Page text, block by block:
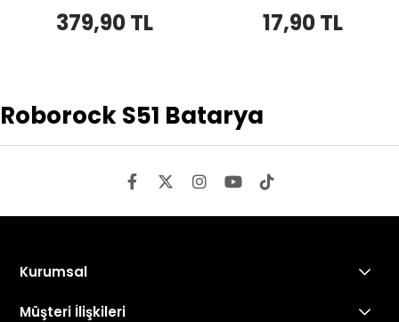
379,90 TL 17,90 TL
Roborock S51 Batarya
Kurumsal
Müşteri İlişkileri